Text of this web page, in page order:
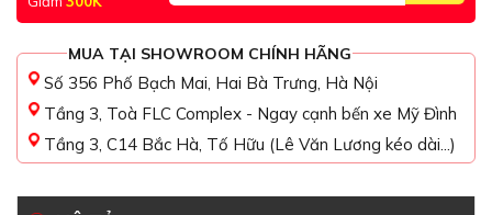
MUA TẠI SHOWROOM CHÍNH HÃNG
Số 356 Phố Bạch Mai, Hai Bà Trưng, Hà Nội
Tầng 3, Toà FLC Complex - Ngay cạnh bến xe Mỹ Đình
Tầng 3, C14 Bắc Hà, Tố Hữu (Lê Văn Lương kéo dài...)